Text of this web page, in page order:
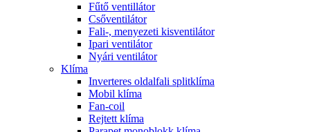
Fűtő ventillátor
Csőventilátor
Fali-, menyezeti kisventilátor
Ipari ventilátor
Nyári ventilátor
Klíma
Inverteres oldalfali splitklíma
Mobil klíma
Fan-coil
Rejtett klíma